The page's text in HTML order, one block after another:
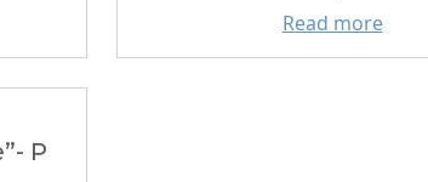
Read more
P